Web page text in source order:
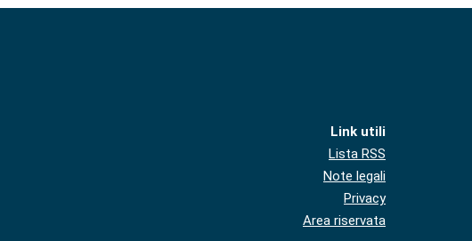
Link utili
Lista RSS
Note legali
Privacy
Area riservata